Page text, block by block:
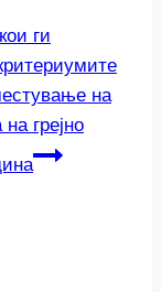
ги
на
грејно